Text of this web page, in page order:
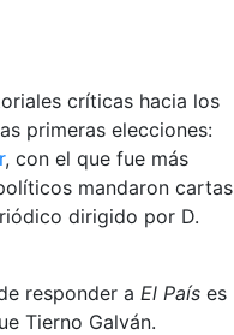
críticas hacia los
primeras elecciones:
, con el que fue más
mandaron cartas
dirigido por D.
responder a El País es
Tierno Galván.